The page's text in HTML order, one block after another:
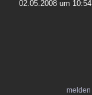
02.05.2008 um 10:54
melden